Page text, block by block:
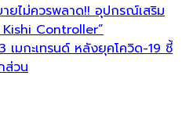
ายไม่ควรพลาด!! อุปกรณ์เสริม
Controller”
เมกะเทรนด์ หลังยุคโควิด-19 ชี้
ส่วน